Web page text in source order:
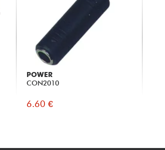
POWER
CON2010
6.60 €